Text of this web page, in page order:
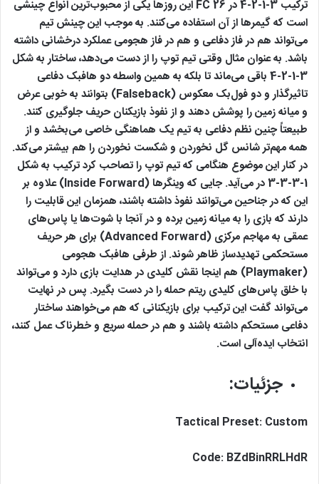
ترکیب 3-1-2-4 در FC 26 این روزها یکی از محبوب‌ترین انواع چینشی
است که گیمرها از آن استفاده می‌کنند. به موجب این چینش تیم
می‌تواند هم در فاز دفاعی و هم در فاز هجومی عملکرد درخشانی داشته
باشد. به عنوان مثال وقتی تیم توپ را از دست می‌دهد، ساختار به شکل
3-1-2-4 باقی می‌ماند تا بلکه به همین واسطه دو هافبک دفاعی
تاثیرگذار و دو فول‌بک معکوس (Falseback) بتوانند به خوبی عرض
و میانه زمین را پوشش دهند و از نفوذ بازیکنان حریف جلوگیری کنند.
طبیعتاً چنین نظم دفاعی به تیم یک هماهنگی خاصی می‌بخشد و از
همه مهم‌تر شانس گل نخوردن و شکست نخوردن را هم بیشتر می‌کند.
در کنار این موضوع هنگامی که تیم توپ را تصاحب کرد ترکیب به شکل
1-3-3-3 در می‌آید. جایی که وینگرها (Inside Forward) علاوه بر
این که در جناحین می‌توانند نفوذ داشته باشند، همزمان این قابلیت را
دارند که بازی را به میانه زمین برده و در آنجا با شوت‌ها یا پاس‌های
عمقی به مهاجم مرکزی (Advanced Forward) برای هر حریف
مستحکمی تهدیدساز ظاهر شوند. از طرفی هافبک هجومی
(Playmaker) هم اینجا نقش کلیدی در هدایت بازی دارد و می‌تواند
با خلق پاس‌های کلیدی ریتم حمله را در دست بگیرد. پس در نهایت
می‌تواند گفت این ترکیب برای بازیکنانی که هم می‌خواهند ساختار
دفاعی مستحکم داشته باشند و هم در حمله سریع و خطرناک عمل کنند،
انتخاب ایده‌آلی است.
جزئیات:
Tactical Preset: Custom
Code: BZdBinRRLHdR